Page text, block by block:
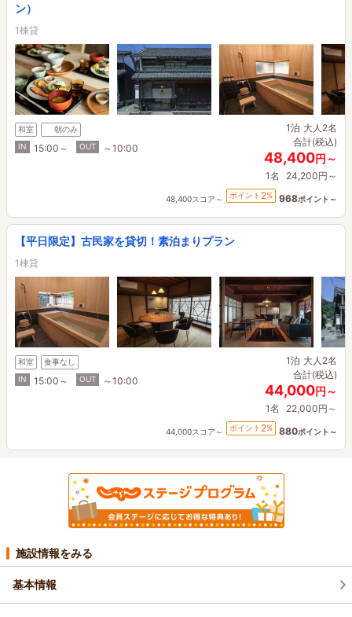
ン）
1棟貸
和室
朝のみ
IN
15:00～ OUT ～10:00
1泊 大人2名
合計(税込)
48,400円～
1名 24,200円～
48,400スコア～ ポイント 2% 968ポイント～
【平日限定】古民家を貸切！素泊まりプラン
1棟貸
和室
食事なし
IN
15:00～ OUT ～10:00
1泊 大人2名
合計(税込)
44,000円～
1名 22,000円～
44,000スコア～ ポイント 2% 880ポイント～
施設情報をみる
基本情報